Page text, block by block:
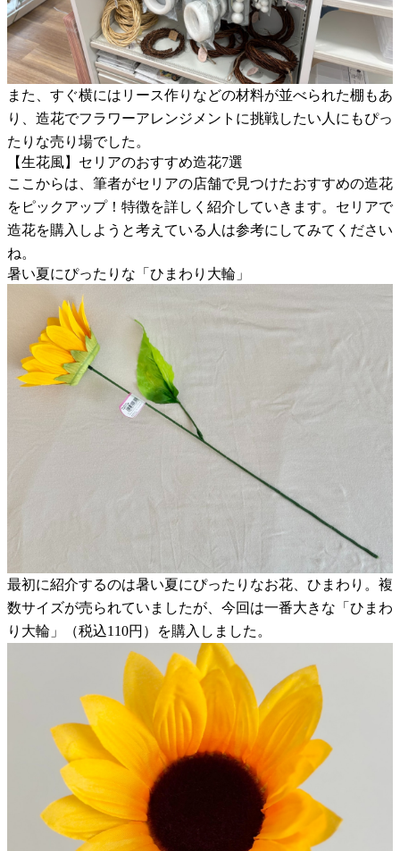
また、すぐ横にはリース作りなどの材料が並べられた棚もあ
り、造花でフラワーアレンジメントに挑戦したい人にもぴっ
たりな売り場でした。
【生花風】セリアのおすすめ造花7選
ここからは、筆者がセリアの店舗で見つけたおすすめの造花
をピックアップ！特徴を詳しく紹介していきます。セリアで
造花を購入しようと考えている人は参考にしてみてください
ね。
暑い夏にぴったりな「ひまわり大輪」
最初に紹介するのは暑い夏にぴったりなお花、ひまわり。複
数サイズが売られていましたが、今回は一番大きな「ひまわ
り大輪」（税込110円）を購入しました。